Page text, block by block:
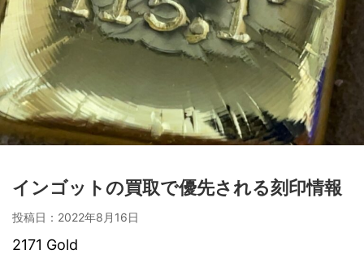
インゴットの買取で優先される刻印情報
投稿日： 2022年8月16日
2171 Gold